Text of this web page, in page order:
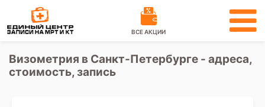
ВСЕ АКЦИИ
Визометрия в Санкт-Петербурге - адреса,
стоимость, запись